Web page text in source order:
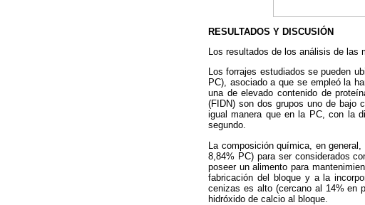
RESULTADOS Y DISCUSIÓN
Los resultados de los análisis de las
Los forrajes estudiados se pueden
PC), asociado a que se empleó la
una de elevado contenido de
(FIDN) son dos grupos uno de bajo
igual manera que en la PC, con la
segundo.
La composición química, en
8,84% PC) para ser considerados
poseer un alimento para
fabricación del bloque y a la
cenizas es alto (cercano al 14% en
hidróxido de calcio al bloque.